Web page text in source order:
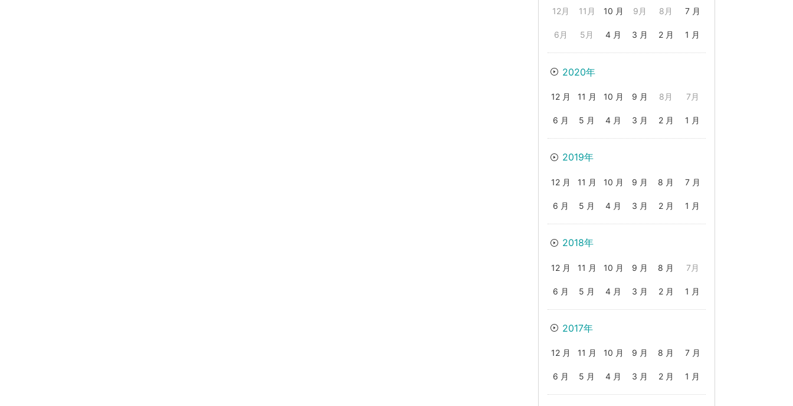
12月 11月 10 月 9月 8月 7 月
6月 5月 4 月 3 月 2 月 1 月
2020年
12 月 11 月 10 月 9 月 8月 7月
6 月 5 月 4 月 3 月 2 月 1 月
2019年
12 月 11 月 10 月 9 月 8 月 7 月
6 月 5 月 4 月 3 月 2 月 1 月
2018年
12 月 11 月 10 月 9 月 8 月 7月
6 月 5 月 4 月 3 月 2 月 1 月
2017年
12 月 11 月 10 月 9 月 8 月 7 月
6 月 5 月 4 月 3 月 2 月 1 月